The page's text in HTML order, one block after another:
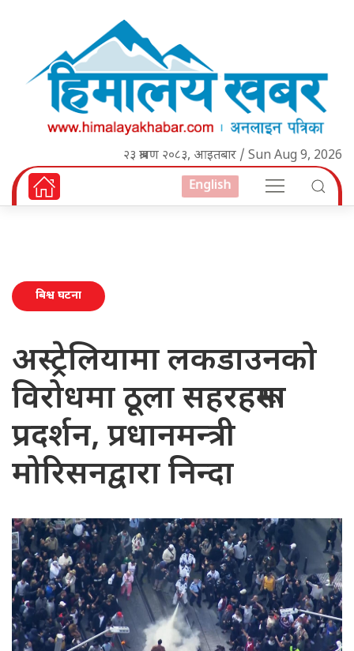
२३ श्रावण २०८३, आइतबार / Sun Aug 9, 2026
English
बिश्व घटना
अस्ट्रेलियामा लकडाउनको
विरोधमा ठूला सहरहरूमा
प्रदर्शन, प्रधानमन्त्री
मोरिसनद्वारा निन्दा